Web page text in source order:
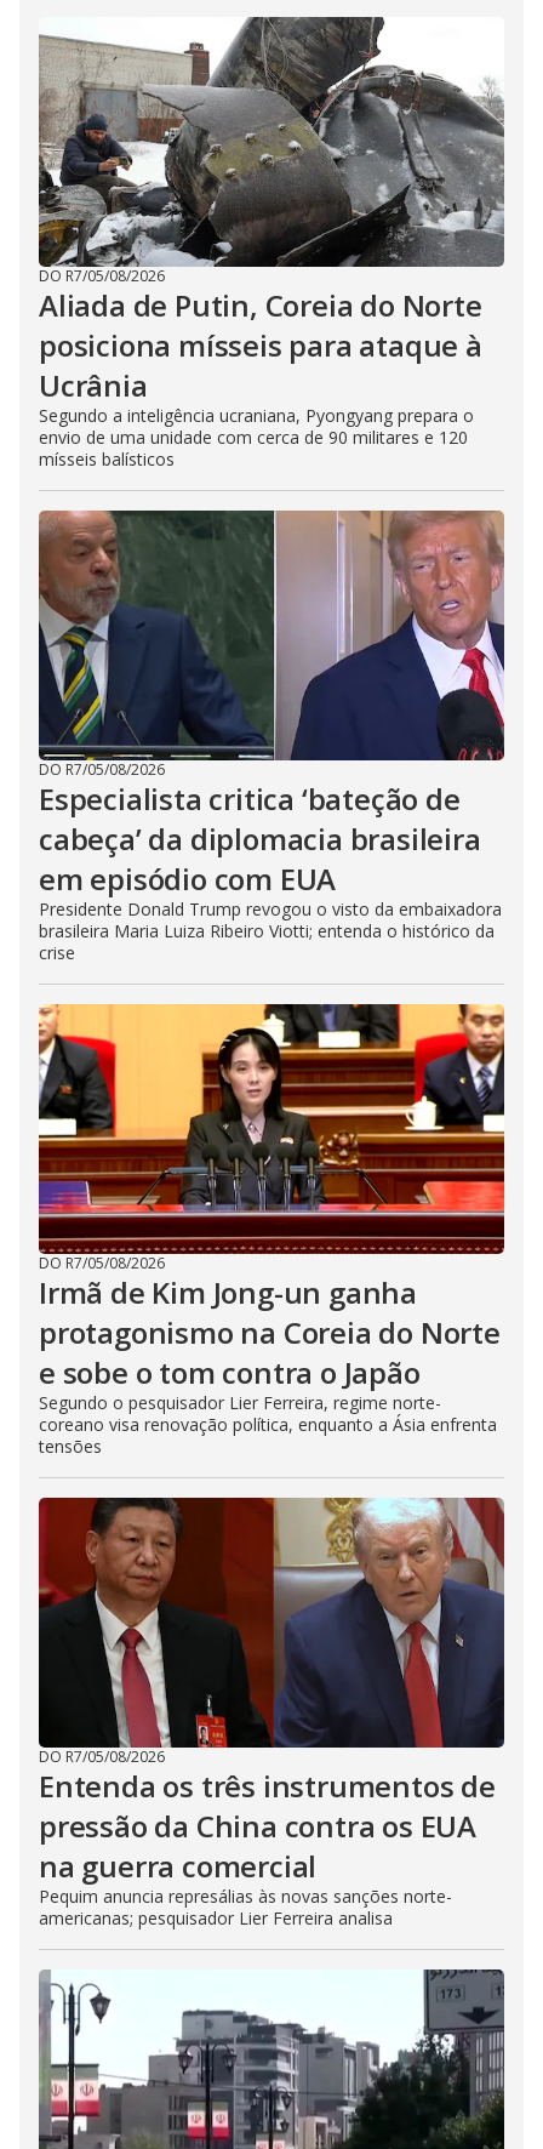
DO R7/05/08/2026
Aliada de Putin, Coreia do Norte
posiciona mísseis para ataque à
Ucrânia
Segundo a inteligência ucraniana, Pyongyang prepara o
envio de uma unidade com cerca de 90 militares e 120
mísseis balísticos
DO R7/05/08/2026
Especialista critica ‘bateção de
cabeça’ da diplomacia brasileira
em episódio com EUA
Presidente Donald Trump revogou o visto da embaixadora
brasileira Maria Luiza Ribeiro Viotti; entenda o histórico da
crise
DO R7/05/08/2026
Irmã de Kim Jong-un ganha
protagonismo na Coreia do Norte
e sobe o tom contra o Japão
Segundo o pesquisador Lier Ferreira, regime norte-
coreano visa renovação política, enquanto a Ásia enfrenta
tensões
DO R7/05/08/2026
Entenda os três instrumentos de
pressão da China contra os EUA
na guerra comercial
Pequim anuncia represálias às novas sanções norte-
americanas; pesquisador Lier Ferreira analisa